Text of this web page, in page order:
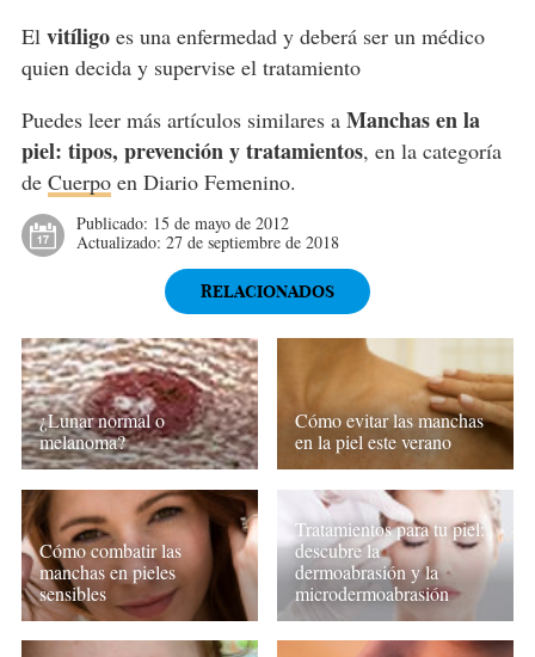
El vitíligoes una enfermedad y deberá ser un médico
quien decida y supervise el tratamiento
Puedes leer más artículos similares a Manchas en la
piel: tipos, prevención y tratamientos, en la categoría
de Cuerpoen Diario Femenino.
Publicado: 15 de mayo de 2012
Actualizado: 27 de septiembre de 2018
RELACIONADOS
¿Lunar normal o
melanoma?
Cómo evitar las manchas
en la piel este verano
Cómo combatir las
manchas en pieles
sensibles
Tratamientos para tu piel:
descubre la
dermoabrasión y la
microdermoabrasión